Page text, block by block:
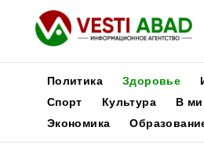
Новости
Политика Здоровье
Спорт
Культура В
Экономика